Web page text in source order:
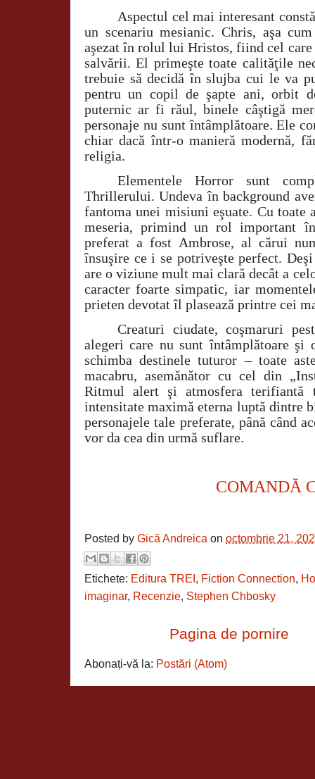
Aspectul cel mai interesant
un scenariu mesianic. Chris, aşa
aşezat în rolul lui Hristos, fiind cel
salvării. El primeşte toate calităţile
trebuie să decidă în slujba cui le va
pentru un copil de şapte ani, orbit
puternic ar fi răul, binele câştigă
personaje nu sunt întâmplătoare. Ele
chiar dacă într-o manieră modernă,
religia.
Elementele Horror sunt
Thrillerului. Undeva în background
fantoma unei misiuni eşuate. Cu toate
meseria, primind un rol important
preferat a fost Ambrose, al cărui
însuşire ce i se potriveşte perfect.
are o viziune mult mai clară decât a
caracter foarte simpatic, iar
prieten devotat îl plasează printre cei
Creaturi ciudate, coşmaruri
alegeri care nu sunt întâmplătoare şi
schimba destinele tuturor – toate
macabru, asemănător cu cel din
Ritmul alert şi atmosfera
intensitate maximă eterna luptă dintre
personajele tale preferate, până când
vor da cea din urmă suflare.
COMANDĂ
Posted by Gică Andreica on octombrie 21,
Etichete: Editura TREI , Fiction Connection,
imaginar, Recenzie, Stephen Chbosky
Pagina de pornire
Abonați-vă la: Postări (Atom)